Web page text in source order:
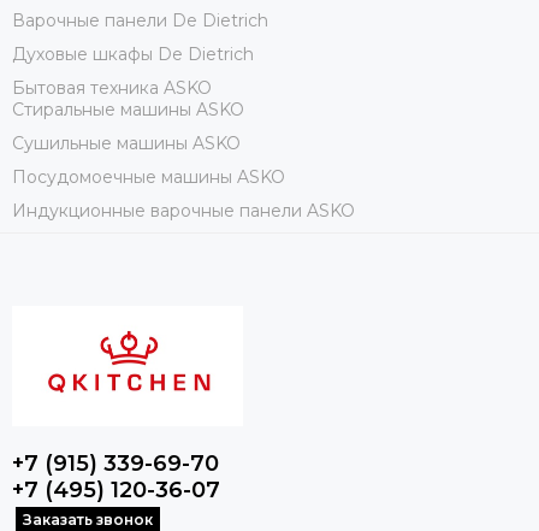
Варочные панели De Dietrich
Духовые шкафы De Dietrich
Бытовая техника ASKO
Стиральные машины ASKO
Сушильные машины ASKO
Посудомоечные машины ASKO
Индукционные варочные панели ASKO
+7 (915) 339-69-70
+7 (495) 120-36-07
Заказать звонок